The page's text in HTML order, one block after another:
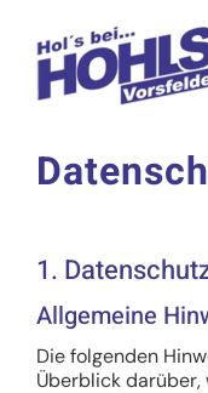
Inhalt
springen
1.
Allgemeine
Die folgenden
Überblick darüber,